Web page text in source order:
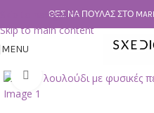
Skip to navigation
Skip to main content
ΘΕΣ ΝΑ ΠΟΥΛΆΣ ΣΤΟ
MENU
Click to enlarge